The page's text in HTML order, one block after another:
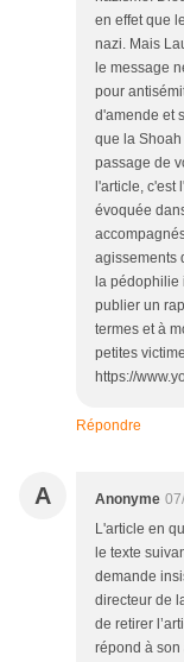
en effet que
nazi. Mais
le message
pour
d'amende et
que la
passage de
l'article, c'est
évoquée
agissements
la pédophilie
publier un
termes et à
petites
https://
Répondre
A Anonyme
L'article en
le texte
demande
directeur de
de retirer
répond à